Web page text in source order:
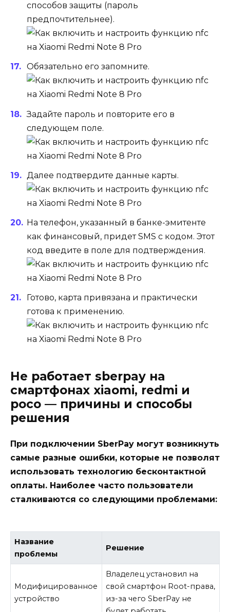
способов защиты (пароль
предпочтительнее).
Обязательно его запомните.
Задайте пароль и повторите его в
следующем поле.
Далее подтвердите данные карты.
На телефон, указанный в банке-эмитенте
как финансовый, придет SMS с кодом. Этот
код введите в поле для подтверждения.
Готово, карта привязана и практически
готова к применению.
Не работает sberpay на
смартфонах xiaomi, redmi и
росо — причины и способы
решения
При подключении SberPay могут возникнуть
самые разные ошибки, которые не позволят
использовать технологию бесконтактной
оплаты. Наиболее часто пользователи
сталкиваются со следующими проблемами:
Название
проблемы
Решение
Модифицированное
устройство
Владелец установил на
свой смартфон Root-права,
из-за чего SberPay не